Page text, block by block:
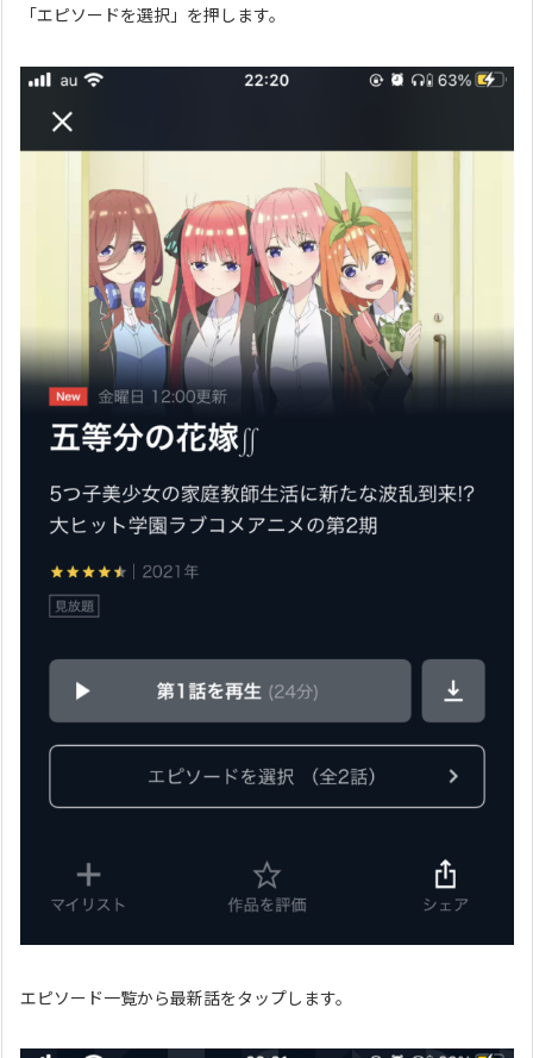
「エピソードを選択」を押します。
エピソード一覧から最新話をタップします。